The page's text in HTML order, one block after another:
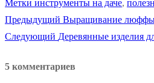
Метки инструменты на даче,
Навигация
записям
Предыдущий Предыдущая
запись:
Выращивание люффы
Следующий Следующая
Деревянные изделия
5 комментариев